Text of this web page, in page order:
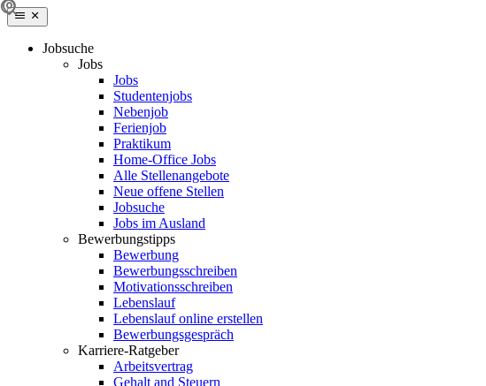
Jobsuche
Jobs
Jobs
Studentenjobs
Nebenjob
Ferienjob
Praktikum
Home-Office Jobs
Alle Stellenangebote
Neue offene Stellen
Jobsuche
Jobs im Ausland
Bewerbungstipps
Bewerbung
Bewerbungsschreiben
Motivationsschreiben
Lebenslauf
Lebenslauf online erstellen
Bewerbungsgespräch
Karriere-Ratgeber
Arbeitsvertrag
Gehalt and Steuern